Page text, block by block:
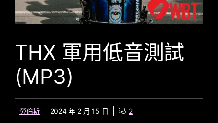
THX 軍用低音測試
(MP3)
勞倫斯 2024 年 2 月 15 日 2